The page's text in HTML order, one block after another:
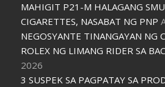
MAHIGIT P21-M HALAGANG
CIGARETTES, NASABAT NG PNP
NEGOSYANTE TINANGAYAN NG
ROLEX NG LIMANG RIDER SA
2026
3 SUSPEK SA PAGPATAY SA